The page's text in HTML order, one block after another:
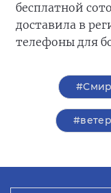
бесплатной
доставила в
телефоны для